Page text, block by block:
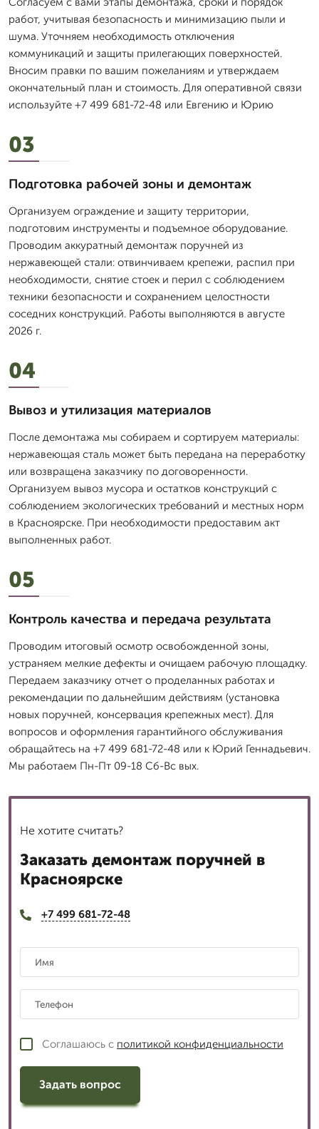
работ, учитывая безопасность и минимизацию пыли и
шума. Уточняем необходимость отключения
коммуникаций и защиты прилегающих поверхностей.
Вносим правки по вашим пожеланиям и утверждаем
окончательный план и стоимость. Для оперативной связи
используйте +7 499 681-72-48 или Евгению и Юрию
03
Подготовка рабочей зоны и демонтаж
Организуем ограждение и защиту территории,
подготовим инструменты и подъемное оборудование.
Проводим аккуратный демонтаж поручней из
нержавеющей стали: отвинчиваем крепежи, распил при
необходимости, снятие стоек и перил с соблюдением
техники безопасности и сохранением целостности
соседних конструкций. Работы выполняются в августе
2026 г.
04
Вывоз и утилизация материалов
После демонтажа мы собираем и сортируем материалы:
нержавеющая сталь может быть передана на переработку
или возвращена заказчику по договоренности.
Организуем вывоз мусора и остатков конструкций с
соблюдением экологических требований и местных норм
в Красноярске. При необходимости предоставим акт
выполненных работ.
05
Контроль качества и передача результата
Проводим итоговый осмотр освобожденной зоны,
устраняем мелкие дефекты и очищаем рабочую площадку.
Передаем заказчику отчет о проделанных работах и
рекомендации по дальнейшим действиям (установка
новых поручней, консервация крепежных мест). Для
вопросов и оформления гарантийного обслуживания
обращайтесь на +7 499 681-72-48 или к Юрий Геннадьевич.
Мы работаем Пн-Пт 09-18 Сб-Вс вых.
Не хотите считать?
Заказать демонтаж поручней в
Красноярске
+7 499 681-72-48
Соглашаюсь с политикой конфиденциальности
Задать вопрос